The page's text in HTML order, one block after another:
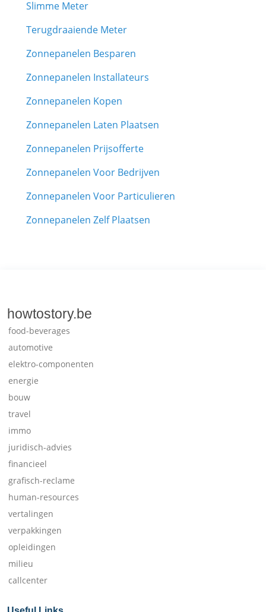
Slimme Meter
Terugdraaiende Meter
Zonnepanelen Besparen
Zonnepanelen Installateurs
Zonnepanelen Kopen
Zonnepanelen Laten Plaatsen
Zonnepanelen Prijsofferte
Zonnepanelen Voor Bedrijven
Zonnepanelen Voor Particulieren
Zonnepanelen Zelf Plaatsen
howtostory.be
food-beverages
automotive
elektro-componenten
energie
bouw
travel
immo
juridisch-advies
financieel
grafisch-reclame
human-resources
vertalingen
verpakkingen
opleidingen
milieu
callcenter